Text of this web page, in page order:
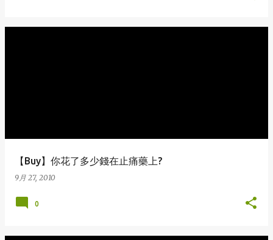
【Buy】你花了多少錢在止痛藥上?
9月 27, 2010
0